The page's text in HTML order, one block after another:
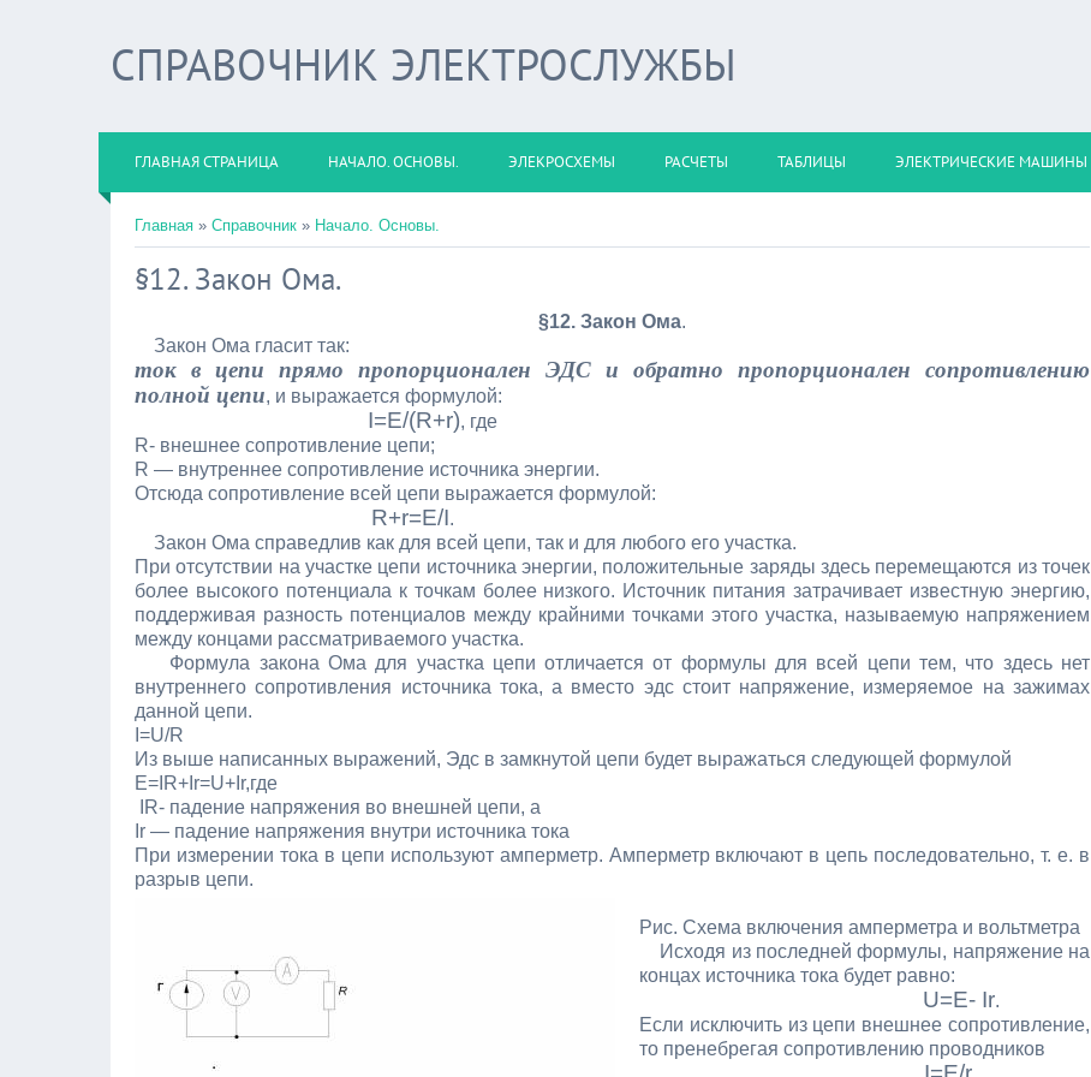
СПРАВОЧНИК ЭЛЕКТРОСЛУЖБЫ
ГЛАВНАЯ СТРАНИЦА НАЧАЛО. ОСНОВЫ. ЭЛЕКРОСХЕМЫ РАСЧЕТЫ ТАБЛИЦЫ ЭЛЕКТРИЧЕСКИЕ МАШИНЫ
Главная » Справочник » Начало. Основы.
§12. Закон Ома.
§12. Закон Ома.
Закон Ома гласит так:
ток в цепи прямо пропорционален ЭДС и обратно пропорционален сопротивлению
полной цепи, и выражается формулой:
I=E/(R+r), где
R- внешнее сопротивление цепи;
R — внутреннее сопротивление источника энергии.
Отсюда сопротивление всей цепи выражается формулой:
R+r=E/I.
Закон Ома справедлив как для всей цепи, так и для любого его участка.
При отсутствии на участке цепи источника энергии, положительные заряды здесь перемещаются из точек
более высокого потенциала к точкам более низкого. Источник питания затрачивает известную энергию,
поддерживая разность потенциалов между крайними точками этого участка, называемую напряжением
между концами рассматриваемого участка.
Формула закона Ома для участка цепи отличается от формулы для всей цепи тем, что здесь нет
внутреннего сопротивления источника тока, а вместо эдс стоит напряжение, измеряемое на зажимах
данной цепи.
I=U/R
Из выше написанных выражений, Эдс в замкнутой цепи будет выражаться следующей формулой
E=IR+Ir=U+Ir,где
IR- падение напряжения во внешней цепи, а
Ir — падение напряжения внутри источника тока
При измерении тока в цепи используют амперметр. Амперметр включают в цепь последовательно, т. е. в
разрыв цепи.
Рис. Схема включения амперметра и вольтметра
Исходя из последней формулы, напряжение на
концах источника тока будет равно:
U=E- Ir.
Если исключить из цепи внешнее сопротивление,
то пренебрегая сопротивлению проводников